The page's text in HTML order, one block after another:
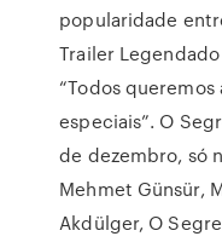
popularidade
Trailer
“Todos
especiais”. O
de dezembro, só
Mehmet Günsür,
Akdülger, O